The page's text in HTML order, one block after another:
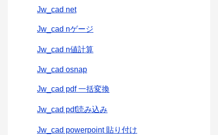
Jw_cad net
Jw_cad nゲージ
Jw_cad n値計算
Jw_cad osnap
Jw_cad pdf 一括変換
Jw_cad pdf読み込み
Jw_cad powerpoint 貼り付け